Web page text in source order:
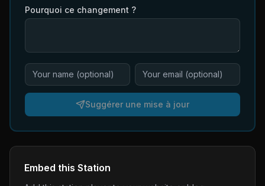
Pourquoi ce changement ?
Suggérer une mise à jour
Embed this Station